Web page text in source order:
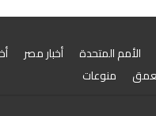
الأمم المتحدة أخبار مصر
منوعات